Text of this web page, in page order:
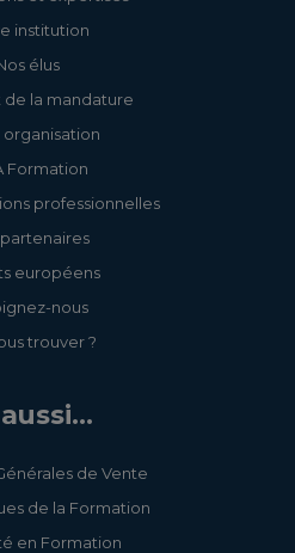
institution
élus
de la mandature
Formation
professionnelles
européens
nous
trouver ?
de Vente
de la Formation
en Formation